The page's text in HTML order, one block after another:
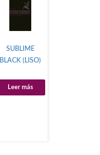
SUBLIME
BLACK (LISO)
Leer más